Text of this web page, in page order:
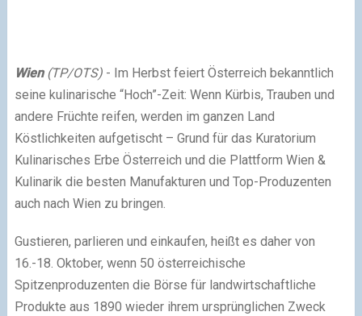
Wien(TP/OTS)- Im Herbst feiert Österreich bekanntlich
seine kulinarische “Hoch”-Zeit: Wenn Kürbis, Trauben und
andere Früchte reifen, werden im ganzen Land
Köstlichkeiten aufgetischt – Grund für das Kuratorium
Kulinarisches Erbe Österreich und die Plattform Wien &
Kulinarik die besten Manufakturen und Top-Produzenten
auch nach Wien zu bringen.
Gustieren, parlieren und einkaufen, heißt es daher von
16.-18. Oktober, wenn 50 österreichische
Spitzenproduzenten die Börse für landwirtschaftliche
Produkte aus 1890 wieder ihrem ursprünglichen Zweck